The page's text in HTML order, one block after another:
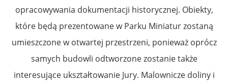
opracowywania dokumentacji historycznej. Obiekty,
które będą prezentowane w Parku Miniatur zostaną
umieszczone w otwartej przestrzeni, ponieważ oprócz
samych budowli odtworzone zostanie także
interesujące ukształtowanie Jury. Malownicze doliny i